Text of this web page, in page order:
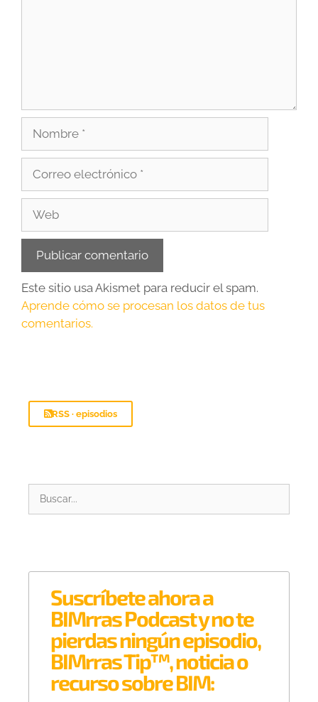
Este sitio usa Akismet para reducir el spam.
Aprende cómo se procesan los datos de tus
comentarios.
RSS · episodios
Suscríbete ahora a
BIMrras Podcast y no te
pierdas ningún episodio,
BIMrras Tip™, noticia o
recurso sobre BIM: